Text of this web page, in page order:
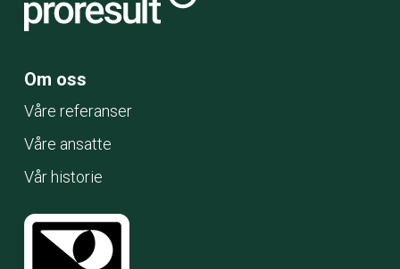
Om oss
Våre referanser
Våre ansatte
Vår historie